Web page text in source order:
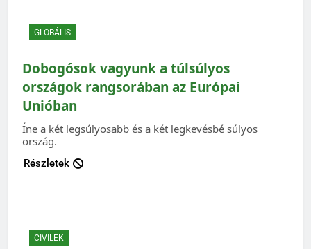
GLOBÁLIS
Dobogósok vagyunk a túlsúlyos
országok rangsorában az Európai
Unióban
Íne a két legsúlyosabb és a két legkevésbé súlyos
ország.
Részletek
CIVILEK